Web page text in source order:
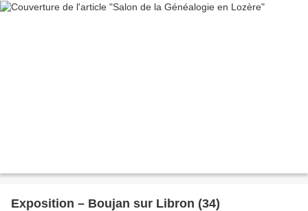
Exposition – Boujan sur Libron (34)